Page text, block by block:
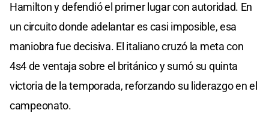
Hamilton y defendió el primer lugar con autoridad. En
un circuito donde adelantar es casi imposible, esa
maniobra fue decisiva. El italiano cruzó la meta con
4s4 de ventaja sobre el británico y sumó su quinta
victoria de la temporada, reforzando su liderazgo en el
campeonato.